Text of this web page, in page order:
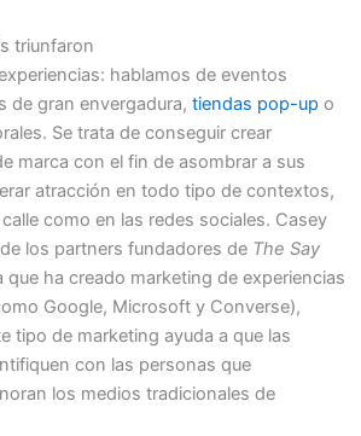
triunfaron
hablamos de eventos
de gran envergadura, tiendas pop-up o
Se trata de conseguir crear
marca con el fin de asombrar a sus
atracción en todo tipo de contextos,
como en las redes sociales. Casey
los partners fundadores de The Say
que ha creado marketing de experiencias
Google, Microsoft y Converse),
tipo de marketing ayuda a que las
con las personas que
los medios tradicionales de